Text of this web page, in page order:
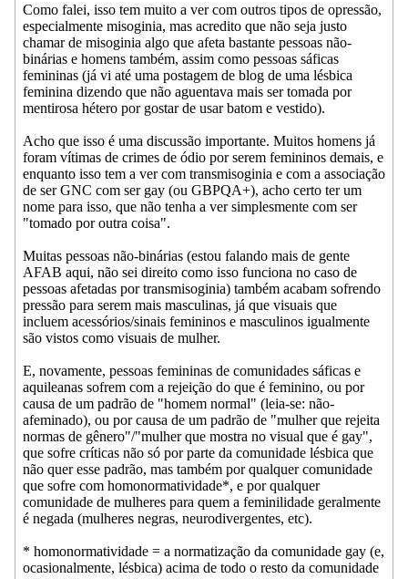
Como falei, isso tem muito a ver com outros tipos de opressão,
especialmente misoginia, mas acredito que não seja justo
chamar de misoginia algo que afeta bastante pessoas não-
binárias e homens também, assim como pessoas sáficas
femininas (já vi até uma postagem de blog de uma lésbica
feminina dizendo que não aguentava mais ser tomada por
mentirosa hétero por gostar de usar batom e vestido).
Acho que isso é uma discussão importante. Muitos homens já
foram vítimas de crimes de ódio por serem femininos demais, e
enquanto isso tem a ver com transmisoginia e com a associação
de ser GNC com ser gay (ou GBPQA+), acho certo ter um
nome para isso, que não tenha a ver simplesmente com ser
"tomado por outra coisa".
Muitas pessoas não-binárias (estou falando mais de gente
AFAB aqui, não sei direito como isso funciona no caso de
pessoas afetadas por transmisoginia) também acabam sofrendo
pressão para serem mais masculinas, já que visuais que
incluem acessórios/sinais femininos e masculinos igualmente
são vistos como visuais de mulher.
E, novamente, pessoas femininas de comunidades sáficas e
aquileanas sofrem com a rejeição do que é feminino, ou por
causa de um padrão de "homem normal" (leia-se: não-
afeminado), ou por causa de um padrão de "mulher que rejeita
normas de gênero"/"mulher que mostra no visual que é gay",
que sofre críticas não só por parte da comunidade lésbica que
não quer esse padrão, mas também por qualquer comunidade
que sofre com homonormatividade*, e por qualquer
comunidade de mulheres para quem a feminilidade geralmente
é negada (mulheres negras, neurodivergentes, etc).
* homonormatividade = a normatização da comunidade gay (e,
ocasionalmente, lésbica) acima de todo o resto da comunidade